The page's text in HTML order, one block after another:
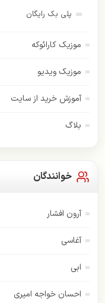
پلی بک رایگان
موزیک کارائوکه
موزیک ویدیو
آموزش خرید از سایت
بلاگ
خوانندگان
آرون افشار
آغاسی
ابی
احسان خواجه امیری